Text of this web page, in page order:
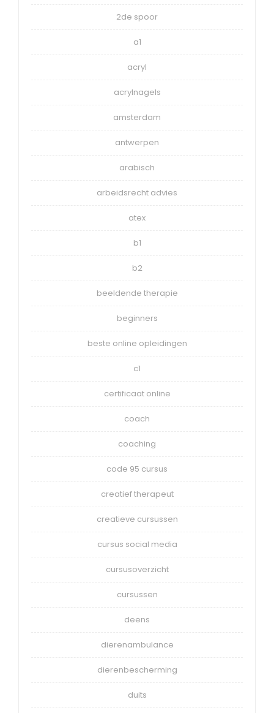
2de spoor
a1
acryl
acrylnagels
amsterdam
antwerpen
arabisch
arbeidsrecht advies
atex
b1
b2
beeldende therapie
beginners
beste online opleidingen
c1
certificaat online
coach
coaching
code 95 cursus
creatief therapeut
creatieve cursussen
cursus social media
cursusoverzicht
cursussen
deens
dierenambulance
dierenbescherming
duits